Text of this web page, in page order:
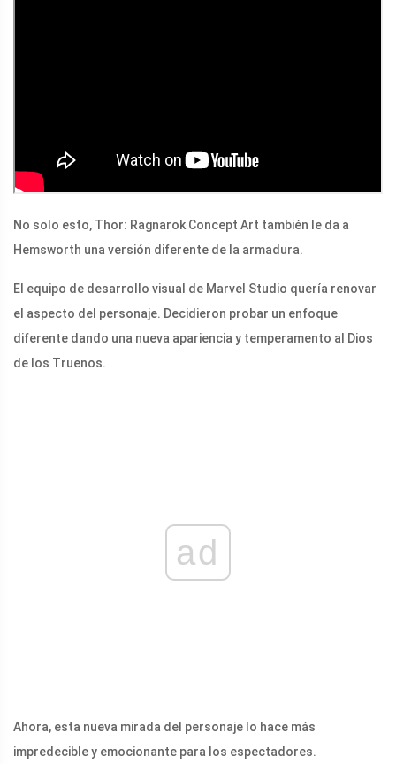
No solo esto, Thor: Ragnarok Concept Art también le da a
Hemsworth una versión diferente de la armadura.
El equipo de desarrollo visual de Marvel Studio quería renovar
el aspecto del personaje. Decidieron probar un enfoque
diferente dando una nueva apariencia y temperamento al Dios
de los Truenos.
ad
Ahora, esta nueva mirada del personaje lo hace más
impredecible y emocionante para los espectadores.